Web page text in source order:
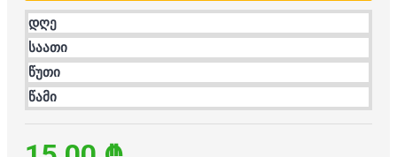
დღე
საათი
წუთი
წამი